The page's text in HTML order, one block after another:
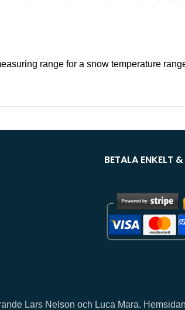
range for a snow temperature
BETALA ENKELT
Lars Nelson och Luca Mara.